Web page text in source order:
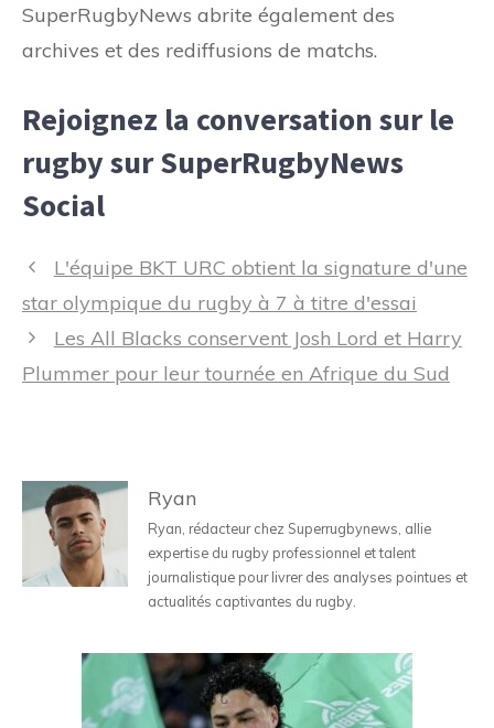
SuperRugbyNews abrite également des
archives et des rediffusions de matchs.
Rejoignez la conversation sur le
rugby sur SuperRugbyNews
Social
Navigation
des
L'équipe BKT URC obtient la signature d'une
star olympique du rugby à 7 à titre d'essai
Les All Blacks conservent Josh Lord et Harry
Plummer pour leur tournée en Afrique du Sud
Ryan
Ryan, rédacteur chez Superrugbynews, allie
expertise du rugby professionnel et talent
journalistique pour livrer des analyses pointues et
actualités captivantes du rugby.